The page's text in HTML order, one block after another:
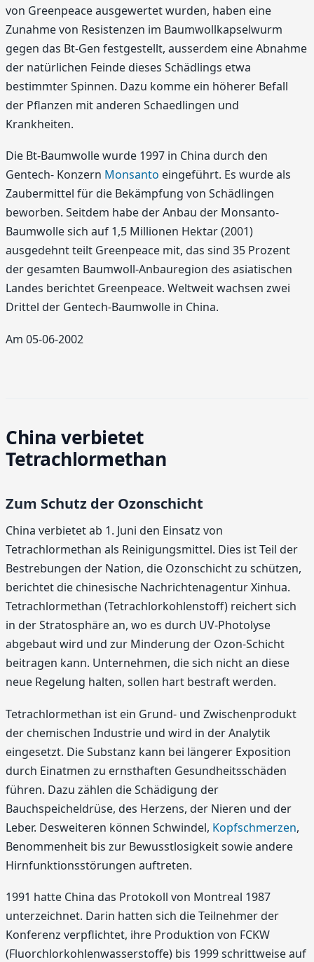
von Greenpeace ausgewertet wurden, haben eine
Zunahme von Resistenzen im Baumwollkapselwurm
gegen das Bt-Gen festgestellt, ausserdem eine Abnahme
der natürlichen Feinde dieses Schädlings etwa
bestimmter Spinnen. Dazu komme ein höherer Befall
der Pflanzen mit anderen Schaedlingen und
Krankheiten.
Die Bt-Baumwolle wurde 1997 in China durch den
Gentech- Konzern Monsanto eingeführt. Es wurde als
Zaubermittel für die Bekämpfung von Schädlingen
beworben. Seitdem habe der Anbau der Monsanto-
Baumwolle sich auf 1,5 Millionen Hektar (2001)
ausgedehnt teilt Greenpeace mit, das sind 35 Prozent
der gesamten Baumwoll-Anbauregion des asiatischen
Landes berichtet Greenpeace. Weltweit wachsen zwei
Drittel der Gentech-Baumwolle in China.
Am 05-06-2002
China verbietet
Tetrachlormethan
Zum Schutz der Ozonschicht
China verbietet ab 1. Juni den Einsatz von
Tetrachlormethan als Reinigungsmittel. Dies ist Teil der
Bestrebungen der Nation, die Ozonschicht zu schützen,
berichtet die chinesische Nachrichtenagentur Xinhua.
Tetrachlormethan (Tetrachlorkohlenstoff) reichert sich
in der Stratosphäre an, wo es durch UV-Photolyse
abgebaut wird und zur Minderung der Ozon-Schicht
beitragen kann. Unternehmen, die sich nicht an diese
neue Regelung halten, sollen hart bestraft werden.
Tetrachlormethan ist ein Grund- und Zwischenprodukt
der chemischen Industrie und wird in der Analytik
eingesetzt. Die Substanz kann bei längerer Exposition
durch Einatmen zu ernsthaften Gesundheitsschäden
führen. Dazu zählen die Schädigung der
Bauchspeicheldrüse, des Herzens, der Nieren und der
Leber. Desweiteren können Schwindel, Kopfschmerzen,
Benommenheit bis zur Bewusstlosigkeit sowie andere
Hirnfunktionsstörungen auftreten.
1991 hatte China das Protokoll von Montreal 1987
unterzeichnet. Darin hatten sich die Teilnehmer der
Konferenz verpflichtet, ihre Produktion von FCKW
(Fluorchlorkohlenwasserstoffe) bis 1999 schrittweise auf